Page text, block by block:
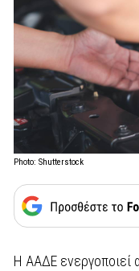
Photo: Shutterstock
Η ΑΑΔΕ ενεργοποιεί